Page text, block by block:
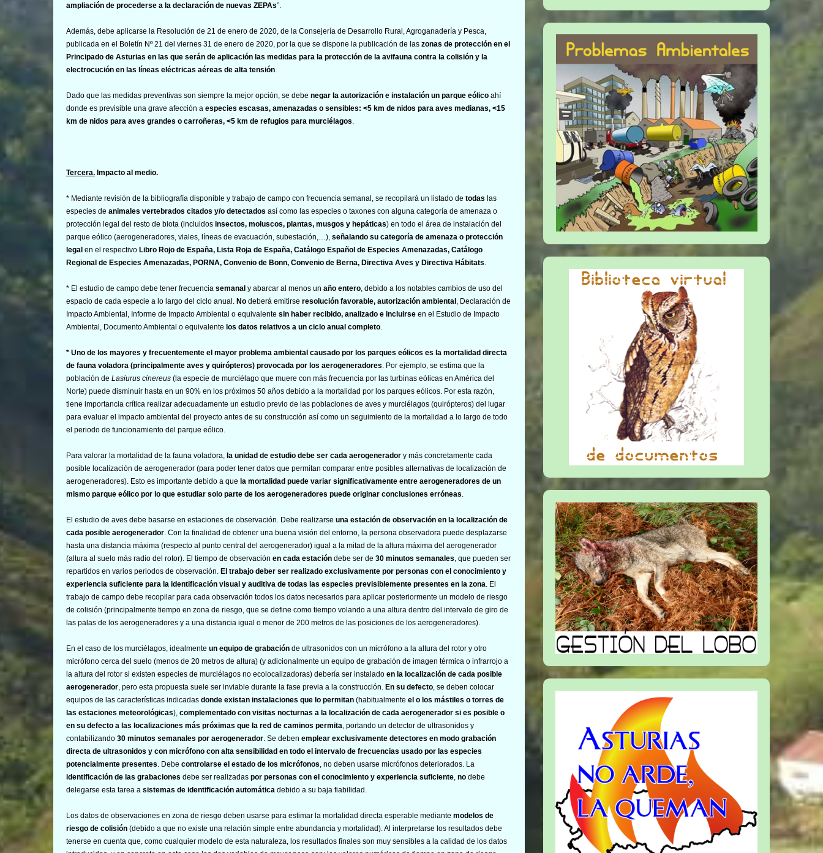
ampliación de procederse a la declaración de nuevas ZEPAs”.
Además, debe aplicarse la Resolución de 21 de enero de 2020, de la Consejería de Desarrollo Rural, Agroganadería y Pesca,
publicada en el Boletín Nº 21 del viernes 31 de enero de 2020, por la que se dispone la publicación de las zonas de protección en el
Principado de Asturias en las que serán de aplicación las medidas para la protección de la avifauna contra la colisión y la
electrocución en las líneas eléctricas aéreas de alta tensión.
Dado que las medidas preventivas son siempre la mejor opción, se debe negar la autorización e instalación un parque eólico ahí
donde es previsible una grave afección a especies escasas, amenazadas o sensibles: <5 km de nidos para aves medianas, <15
km de nidos para aves grandes o carroñeras, <5 km de refugios para murciélagos.
Tercera. Impacto al medio.
* Mediante revisión de la bibliografía disponible y trabajo de campo con frecuencia semanal, se recopilará un listado de todas las
especies de animales vertebrados citados y/o detectados así como las especies o taxones con alguna categoría de amenaza o
protección legal del resto de biota (incluidos insectos, moluscos, plantas, musgos y hepáticas) en todo el área de instalación del
parque eólico (aerogeneradores, viales, líneas de evacuación, subestación,…), señalando su categoría de amenaza o protección
legal en el respectivo Libro Rojo de España, Lista Roja de España, Catálogo Español de Especies Amenazadas, Catálogo
Regional de Especies Amenazadas, PORNA, Convenio de Bonn, Convenio de Berna, Directiva Aves y Directiva Hábitats.
* El estudio de campo debe tener frecuencia semanal y abarcar al menos un año entero, debido a los notables cambios de uso del
espacio de cada especie a lo largo del ciclo anual. No deberá emitirse resolución favorable, autorización ambiental , Declaración de
Impacto Ambiental, Informe de Impacto Ambiental o equivalente sin haber recibido, analizado e incluirse en el Estudio de Impacto
Ambiental, Documento Ambiental o equivalente los datos relativos a un ciclo anual completo.
* Uno de los mayores y frecuentemente el mayor problema ambiental causado por los parques eólicos es la mortalidad directa
de fauna voladora (principalmente aves y quirópteros) provocada por los aerogeneradores. Por ejemplo, se estima que la
población de Lasiurus cinereus (la especie de murciélago que muere con más frecuencia por las turbinas eólicas en América del
Norte) puede disminuir hasta en un 90% en los próximos 50 años debido a la mortalidad por los parques eólicos. Por esta razón,
tiene importancia crítica realizar adecuadamente un estudio previo de las poblaciones de aves y murciélagos (quirópteros) del lugar
para evaluar el impacto ambiental del proyecto antes de su construcción así como un seguimiento de la mortalidad a lo largo de todo
el periodo de funcionamiento del parque eólico.
Para valorar la mortalidad de la fauna voladora, la unidad de estudio debe ser cada aerogenerador y más concretamente cada
posible localización de aerogenerador (para poder tener datos que permitan comparar entre posibles alternativas de localización de
aerogeneradores). Esto es importante debido a que la mortalidad puede variar significativamente entre aerogeneradores de un
mismo parque eólico por lo que estudiar solo parte de los aerogeneradores puede originar conclusiones erróneas.
El estudio de aves debe basarse en estaciones de observación. Debe realizarse una estación de observación en la localización de
cada posible aerogenerador. Con la finalidad de obtener una buena visión del entorno, la persona observadora puede desplazarse
hasta una distancia máxima (respecto al punto central del aerogenerador) igual a la mitad de la altura máxima del aerogenerador
(altura al suelo más radio del rotor). El tiempo de observación en cada estación debe ser de 30 minutos semanales, que pueden ser
repartidos en varios periodos de observación. El trabajo deber ser realizado exclusivamente por personas con el conocimiento y
experiencia suficiente para la identificación visual y auditiva de todas las especies previsiblemente presentes en la zona. El
trabajo de campo debe recopilar para cada observación todos los datos necesarios para aplicar posteriormente un modelo de riesgo
de colisión (principalmente tiempo en zona de riesgo, que se define como tiempo volando a una altura dentro del intervalo de giro de
las palas de los aerogeneradores y a una distancia igual o menor de 200 metros de las posiciones de los aerogeneradores).
En el caso de los murciélagos, idealmente un equipo de grabación de ultrasonidos con un micrófono a la altura del rotor y otro
micrófono cerca del suelo (menos de 20 metros de altura) (y adicionalmente un equipo de grabación de imagen térmica o infrarrojo a
la altura del rotor si existen especies de murciélagos no ecolocalizadoras) debería ser instalado en la localización de cada posible
aerogenerador, pero esta propuesta suele ser inviable durante la fase previa a la construcción. En su defecto, se deben colocar
equipos de las características indicadas donde existan instalaciones que lo permitan (habitualmente el o los mástiles o torres de
las estaciones meteorológicas), complementado con visitas nocturnas a la localización de cada aerogenerador si es posible o
en su defecto a las localizaciones más próximas que la red de caminos permita, portando un detector de ultrasonidos y
contabilizando 30 minutos semanales por aerogenerador. Se deben emplear exclusivamente detectores en modo grabación
directa de ultrasonidos y con micrófono con alta sensibilidad en todo el intervalo de frecuencias usado por las especies
potencialmente presentes. Debe controlarse el estado de los micrófonos, no deben usarse micrófonos deteriorados. La
identificación de las grabaciones debe ser realizadas por personas con el conocimiento y experiencia suficiente, no debe
delegarse esta tarea a sistemas de identificación automática debido a su baja fiabilidad.
Los datos de observaciones en zona de riesgo deben usarse para estimar la mortalidad directa esperable mediante modelos de
riesgo de colisión (debido a que no existe una relación simple entre abundancia y mortalidad). Al interpretarse los resultados debe
tenerse en cuenta que, como cualquier modelo de esta naturaleza, los resultados finales son muy sensibles a la calidad de los datos